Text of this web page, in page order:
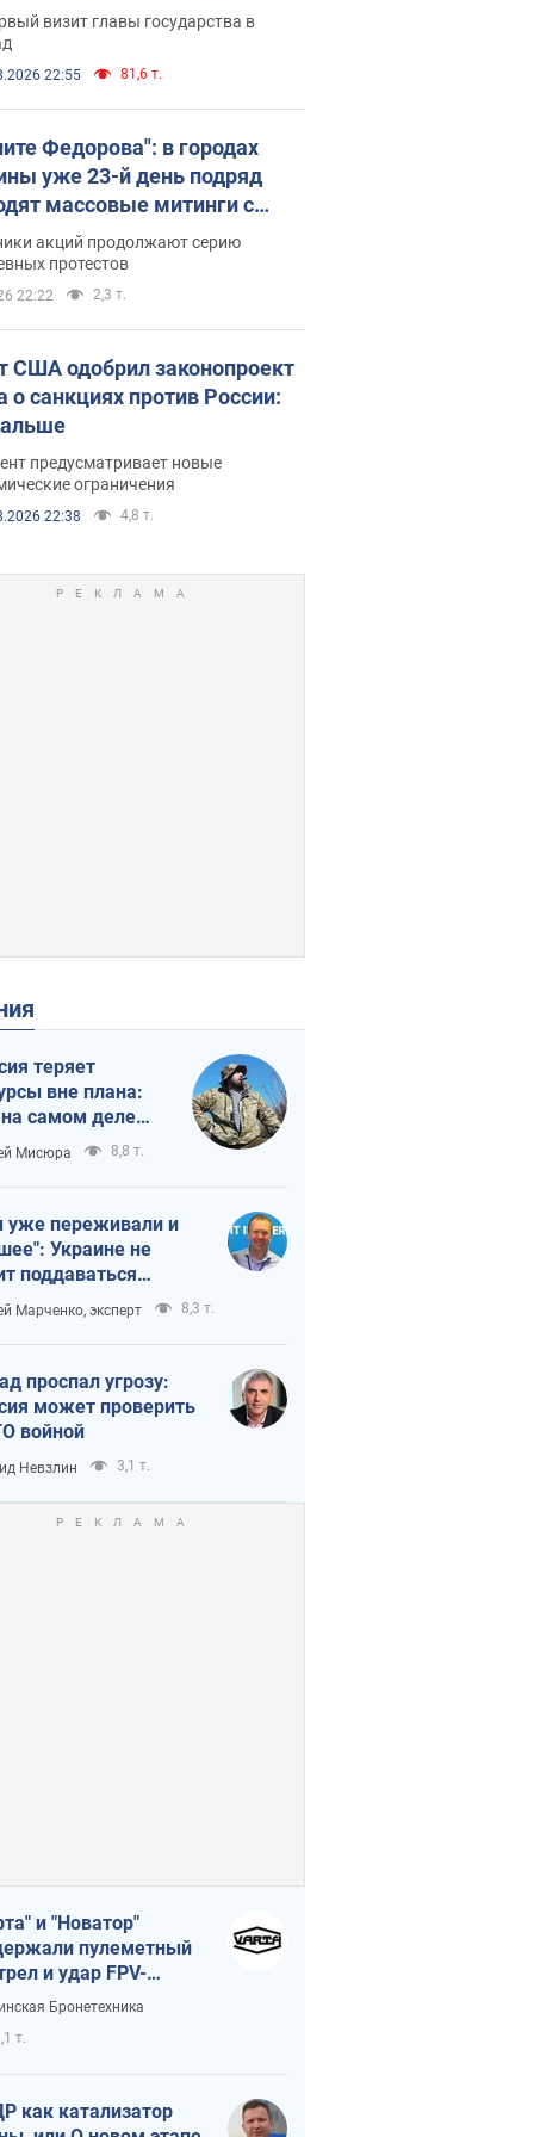
визит главы государства в
22:55 81,6 т.
Федорова": в городах
уже 23-й день подряд
массовые митинги с
Фото и видео
акций продолжают серию
протестов
22:22 2,3 т.
США одобрил законопроект
о санкциях против России:
предусматривает новые
ограничения
22:38 4,8 т.
теряет
вне плана:
на самом деле
темп войны
Мисюра 8,8 т.
переживали и
Украине не
поддаваться
из-за
террора
Марченко, эксперт 8,3 т.
проспал угрозу:
может проверить
войной
Невзлин 3,1 т.
и "Новатор"
пулеметный
и удар FPV-
сохранив жизнь
Бронетехника
т.
как катализатор